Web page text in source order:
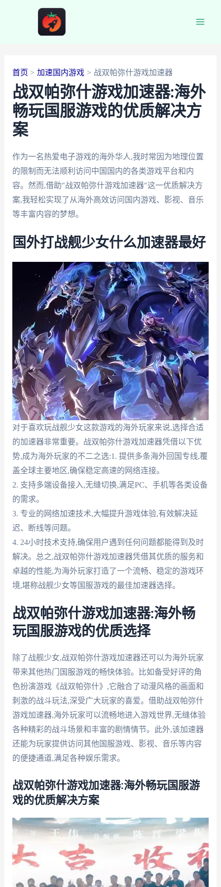
首页 加速国内游戏 战双帕弥什游戏加速器
战双帕弥什游戏加速器:海外
畅玩国服游戏的优质解决方
案
作为一名热爱电子游戏的海外华人,我时常因为地理位置
的限制而无法顺利访问中国国内的各类游戏平台和内
容。然而,借助"战双帕弥什游戏加速器"这一优质解决方
案,我轻松实现了从海外高效访问国内游戏、影视、音乐
等丰富内容的梦想。
国外打战舰少女什么加速器最好
对于喜欢玩战舰少女这款游戏的海外玩家来说,选择合适
的加速器非常重要。战双帕弥什游戏加速器凭借以下优
势,成为海外玩家的不二之选:1. 提供多条海外回国专线,覆
盖全球主要地区,确保稳定高速的网络连接。
2. 支持多端设备接入,无缝切换,满足PC、手机等各类设备
的需求。
3. 专业的网络加速技术,大幅提升游戏体验,有效解决延
迟、断线等问题。
4. 24小时技术支持,确保用户遇到任何问题都能得到及时
解决。总之,战双帕弥什游戏加速器凭借其优质的服务和
卓越的性能,为海外玩家打造了一个流畅、稳定的游戏环
境,堪称战舰少女等国服游戏的最佳加速器选择。
战双帕弥什游戏加速器:海外畅
玩国服游戏的优质选择
除了战舰少女,战双帕弥什游戏加速器还可以为海外玩家
带来其他热门国服游戏的畅快体验。比如备受好评的角
色扮演游戏《战双帕弥什》,它融合了动漫风格的画面和
刺激的战斗玩法,深受广大玩家的喜爱。借助战双帕弥什
游戏加速器,海外玩家可以流畅地进入游戏世界,无缝体验
各种精彩的战斗场景和丰富的剧情情节。此外,该加速器
还能为玩家提供访问其他国服游戏、影视、音乐等内容
的便捷通道,满足各种娱乐需求。
战双帕弥什游戏加速器:海外畅玩国服游
戏的优质解决方案